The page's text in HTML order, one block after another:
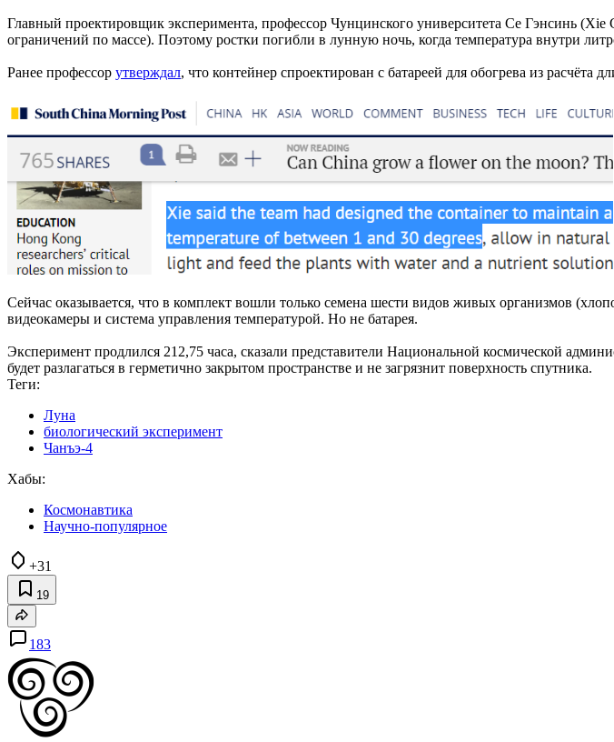
Главный проектировщик эксперимента, профессор Чунцинского университета Се Гэнсинь (Xie
ограничений по массе). Поэтому ростки погибли в лунную ночь, когда температура внутри
Ранее профессор утверждал, что контейнер спроектирован с батареей для обогрева из расчёта
Сейчас оказывается, что в комплект вошли только семена шести видов живых организмов
видеокамеры и система управления температурой. Но не батарея.
Эксперимент продлился 212,75 часа, сказали представители Национальной космической
будет разлагаться в герметично закрытом пространстве и не загрязнит поверхность спутника.
Теги:
Луна
биологический эксперимент
Чанъэ-4
Хабы:
Космонавтика
Научно-популярное
+31
19
183